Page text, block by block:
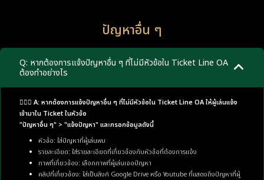
ปัญหาอื่น ๆ
Q: หากต้องการแจ้งปัญหาอื่น ๆ ที่ไม่มีหัวข้อใน Ticket Line OA
ต้องทำอย่างไร
🙋🏼‍♂️ A: หากต้องการแจ้งปัญหาอื่น ๆ ที่ไม่มีหัวข้อใน Ticket Line OA ให้ผู้เล่นแจ้ง
เข้ามาใน Ticket ในหัวข้อ
"ปัญหาอื่น ๆ" > "แจ้งปัญหา" และกรอกข้อมูลดังนี้
หัวข้อ: ใส่ปัญหาที่ผู้เล่นพบ
รายละเอียด: ใส่รายละเอียดที่เกี่ยวข้องกับหัวข้อที่ต้องการแจ้ง
ภาพที่เกี่ยวข้อง: เลือกภาพที่ผู้เล่นเจอปัญหา
คลิปที่เกี่ยวข้อง: ใส่เป็นลิงก์ Google Drive หรือ Youtube ที่แสดงถึงปัญหาที่ผู้